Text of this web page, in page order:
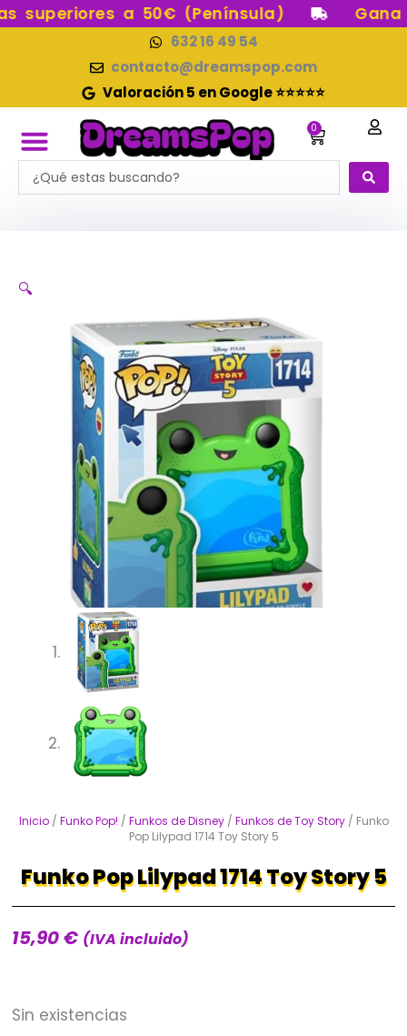
Ir
a 50€ (Península) Gana
632 16 49 54
contacto@dreamspop.com
Valoración 5 en Google ⭐⭐⭐⭐⭐
0
Carrito
Search
...
🔍
Inicio/ Funko Pop! / Funkos de Disney/ Funkos de Toy Story/ Funko
Pop Lilypad 1714 Toy Story 5
Funko Pop Lilypad 1714 Toy Story 5
15,90€ (IVA incluido)
Sin existencias